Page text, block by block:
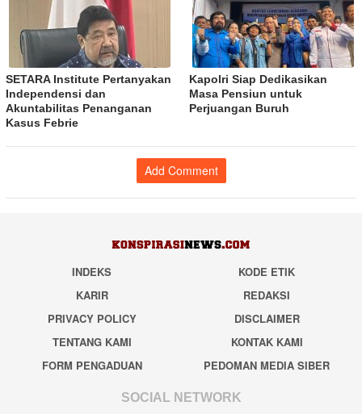
SETARA Institute Pertanyakan
Independensi dan
Akuntabilitas Penanganan
Kasus Febrie
Kapolri Siap Dedikasikan
Masa Pensiun untuk
Perjuangan Buruh
Add Comment
INDEKS
KODE ETIK
KARIR
REDAKSI
PRIVACY POLICY
DISCLAIMER
TENTANG KAMI
KONTAK KAMI
FORM PENGADUAN
PEDOMAN MEDIA SIBER
SOCIAL NETWORK